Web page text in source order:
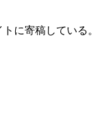
寄稿している